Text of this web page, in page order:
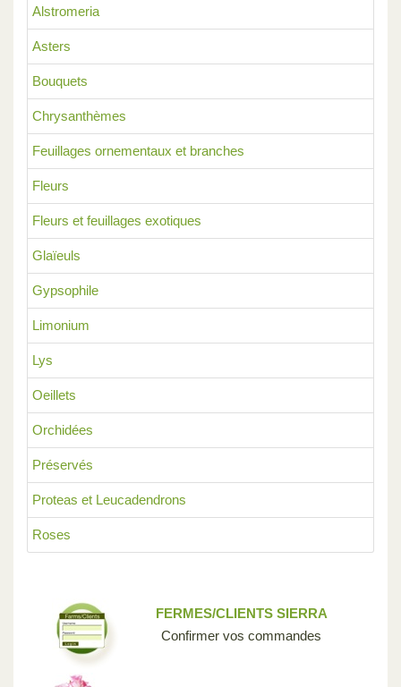
Alstromeria
Asters
Bouquets
Chrysanthèmes
Feuillages ornementaux et branches
Fleurs
Fleurs et feuillages exotiques
Glaïeuls
Gypsophile
Limonium
Lys
Oeillets
Orchidées
Préservés
Proteas et Leucadendrons
Roses
FERMES/CLIENTS SIERRA
Confirmer vos commandes